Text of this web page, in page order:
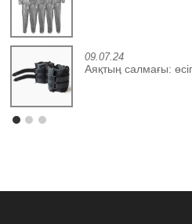
09.07.24
Аяқтың салмағы: